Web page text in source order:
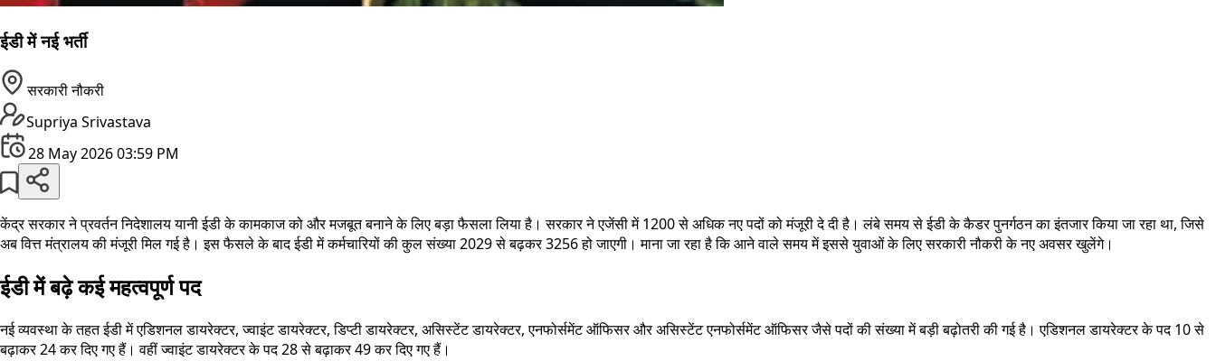
ईडी में नई भर्ती
सरकारी नौकरी
Supriya Srivastava
28 May 2026 03:59 PM
केंद्र सरकार ने प्रवर्तन निदेशालय यानी ईडी के कामकाज को और मजबूत बनाने के लिए बड़ा फैसला लिया है। सरकार ने एजेंसी में 1200 से अधिक नए पदों को मंजूरी दे दी है। लंबे समय से ईडी के कैडर पुनर्गठन का इंतजार किया जा रहा था, जिसे
अब वित्त मंत्रालय की मंजूरी मिल गई है। इस फैसले के बाद ईडी में कर्मचारियों की कुल संख्या 2029 से बढ़कर 3256 हो जाएगी। माना जा रहा है कि आने वाले समय में इससे युवाओं के लिए सरकारी नौकरी के नए अवसर खुलेंगे।
ईडी में बढ़े कई महत्वपूर्ण पद
नई व्यवस्था के तहत ईडी में एडिशनल डायरेक्टर, ज्वाइंट डायरेक्टर, डिप्टी डायरेक्टर, असिस्टेंट डायरेक्टर, एनफोर्समेंट ऑफिसर और असिस्टेंट एनफोर्समेंट ऑफिसर जैसे पदों की संख्या में बड़ी बढ़ोतरी की गई है। एडिशनल डायरेक्टर के पद 10 से
बढ़ाकर 24 कर दिए गए हैं। वहीं ज्वाइंट डायरेक्टर के पद 28 से बढ़ाकर 49 कर दिए गए हैं।